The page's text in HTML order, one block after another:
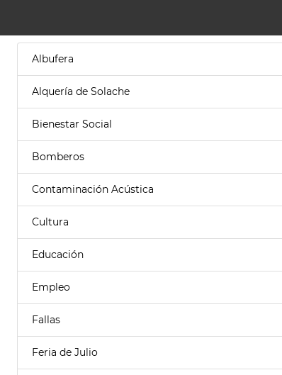
Albufera
Alquería de Solache
Bienestar Social
Bomberos
Contaminación Acústica
Cultura
Educación
Empleo
Fallas
Feria de Julio